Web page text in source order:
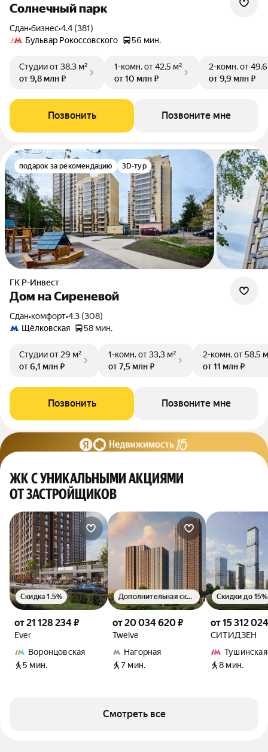
Солнечный парк
Сдан•бизнес•4.4 (381)
Бульвар Рокоссовского
56 мин.
Студииот 38,3 м²
от 9,8 млн ₽
1-комн.от 42,5 м²
от 10 млн ₽
2-комн.от
от 9,9 млн ₽
Позвонить Позвоните мне
подарок за рекомендацию 3D-тур
ГК Р-Инвест
Дом на Сиреневой
Сдан•комфорт•4.3 (308)
Щёлковская
58 мин.
Студииот 29 м²
от 6,1 млн ₽
1-комн.от 33,3 м²
от 7,5 млн ₽
2-комн.от 58,5
от 11 млн ₽
Позвонить Позвоните мне
ЖК С УНИКАЛЬНЫМИ АКЦИЯМИ
ОТ ЗАСТРОЙЩИКОВ
от 21 128 234 ₽
Ever
Воронцовская
5 мин.
Скидка 1.5%
от 20 034 620 ₽
Twelve
Нагорная
7 мин.
Дополнительная скидка 1.5%
от 15 312
СИТИДЗЕН
Тушинская
8 мин.
Скидки до 15%
Смотреть все